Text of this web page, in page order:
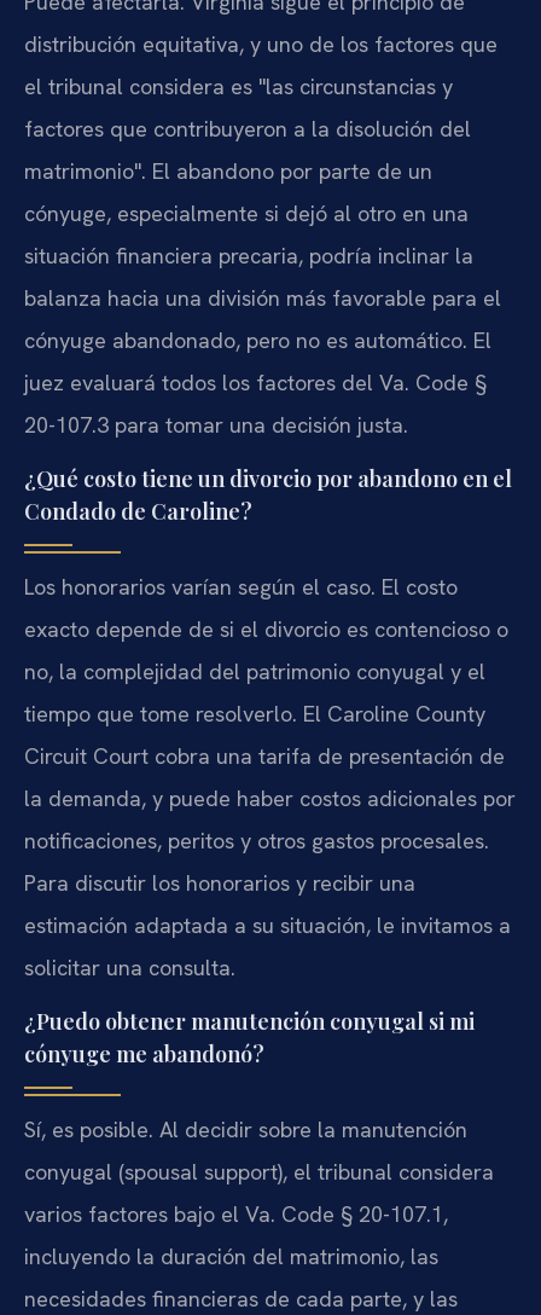
distribución equitativa, y uno de los factores que
el tribunal considera es "las circunstancias y
factores que contribuyeron a la disolución del
matrimonio". El abandono por parte de un
cónyuge, especialmente si dejó al otro en una
situación financiera precaria, podría inclinar la
balanza hacia una división más favorable para el
cónyuge abandonado, pero no es automático. El
juez evaluará todos los factores del Va. Code §
20-107.3 para tomar una decisión justa.
¿Qué costo tiene un divorcio por abandono en el
Condado de Caroline?
Los honorarios varían según el caso. El costo
exacto depende de si el divorcio es contencioso o
no, la complejidad del patrimonio conyugal y el
tiempo que tome resolverlo. El Caroline County
Circuit Court cobra una tarifa de presentación de
la demanda, y puede haber costos adicionales por
notificaciones, peritos y otros gastos procesales.
Para discutir los honorarios y recibir una
estimación adaptada a su situación, le invitamos a
solicitar una consulta.
¿Puedo obtener manutención conyugal si mi
cónyuge me abandonó?
Sí, es posible. Al decidir sobre la manutención
conyugal (spousal support), el tribunal considera
varios factores bajo el Va. Code § 20-107.1,
incluyendo la duración del matrimonio, las
necesidades financieras de cada parte, y las